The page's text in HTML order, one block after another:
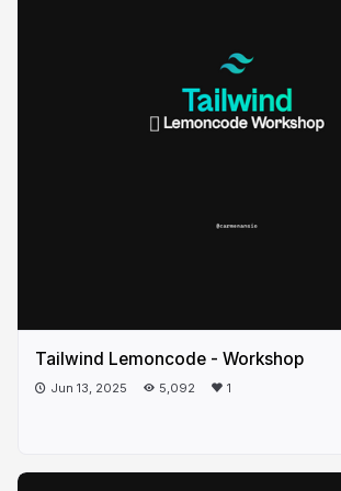
Tailwind Lemoncode - Workshop
Jun 13, 2025 5,092 1